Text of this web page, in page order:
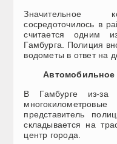
Значительное
сосредоточилось в
считается одним
Гамбурга. Полиция
водометы в ответ на
Автомобильное
В Гамбурге из-за
представитель
складывается на
центр города.